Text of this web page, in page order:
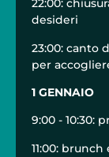
22:00:
desideri
23:00: canto
per
1 GENNAIO
9:00 - 10:30:
11:00: